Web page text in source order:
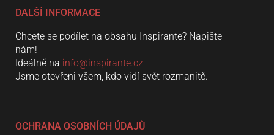
DALŠÍ INFORMACE
Chcete se podílet na obsahu Inspirante? Napište
nám!
Ideálně na info@inspirante.cz
Jsme otevřeni všem, kdo vidí svět rozmanitě.
OCHRANA OSOBNÍCH ÚDAJŮ